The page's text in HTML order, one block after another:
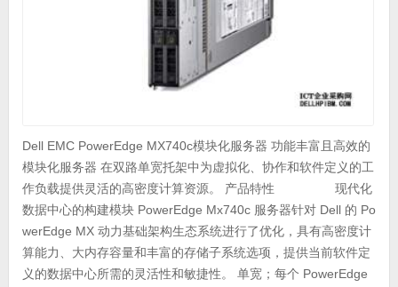
Dell EMC PowerEdge MX740c模块化服务器 功能丰富且高效的
模块化服务器 在双路单宽托架中为虚拟化、协作和软件定义的工
作负载提供灵活的高密度计算资源。 产品特性 现代化
数据中心的构建模块 PowerEdge Mx740c 服务器针对 Dell 的 Po
werEdge MX 动力基础架构生态系统进行了优化，具有高密度计
算能力、大内存容量和丰富的存储子系统选项，提供当前软件定
义的数据中心所需的灵活性和敏捷性。 单宽；每个 PowerEdge